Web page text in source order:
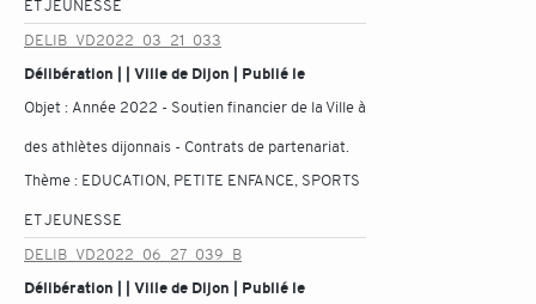
ET JEUNESSE
DELIB_VD2022_03_21_033
Délibération | | Ville de Dijon | Publié le
Objet : Année 2022 - Soutien financier de la Ville à
des athlètes dijonnais - Contrats de partenariat.
Thème : EDUCATION, PETITE ENFANCE, SPORTS
ET JEUNESSE
DELIB_VD2022_06_27_039_B
Délibération | | Ville de Dijon | Publié le